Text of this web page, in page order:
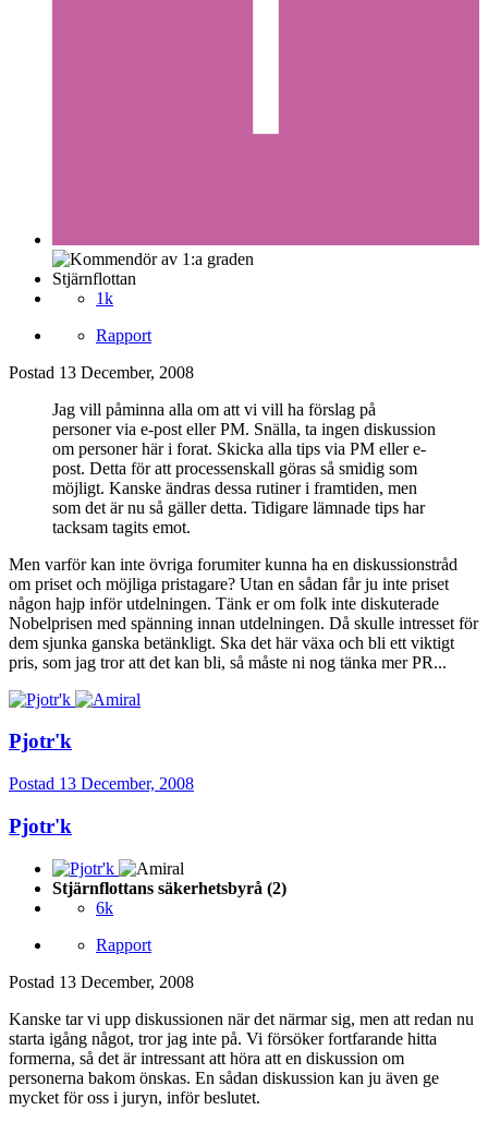
Stjärnflottan
1k
Rapport
Postad 13 December, 2008
Jag vill påminna alla om att vi vill ha förslag på
personer via e-post eller PM. Snälla, ta ingen diskussion
om personer här i forat. Skicka alla tips via PM eller e-
post. Detta för att processenskall göras så smidig som
möjligt. Kanske ändras dessa rutiner i framtiden, men
som det är nu så gäller detta. Tidigare lämnade tips har
tacksam tagits emot.
Men varför kan inte övriga forumiter kunna ha en diskussionstråd
om priset och möjliga pristagare? Utan en sådan får ju inte priset
någon hajp inför utdelningen. Tänk er om folk inte diskuterade
Nobelprisen med spänning innan utdelningen. Då skulle intresset för
dem sjunka ganska betänkligt. Ska det här växa och bli ett viktigt
pris, som jag tror att det kan bli, så måste ni nog tänka mer PR...
Pjotr'k
Postad 13 December, 2008
Pjotr'k
Stjärnflottans säkerhetsbyrå (2)
6k
Rapport
Postad 13 December, 2008
Kanske tar vi upp diskussionen när det närmar sig, men att redan nu
starta igång något, tror jag inte på. Vi försöker fortfarande hitta
formerna, så det är intressant att höra att en diskussion om
personerna bakom önskas. En sådan diskussion kan ju även ge
mycket för oss i juryn, inför beslutet.